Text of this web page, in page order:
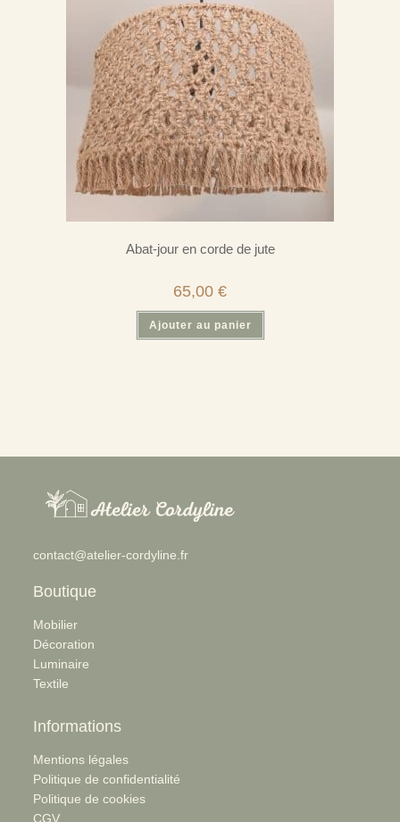
Abat-jour en corde de jute
65,00 €
Ajouter au panier
contact@atelier-cordyline.fr:
Boutique
Mobilier
Décoration
Luminaire
Textile
Informations
Mentions légales
Politique de confidentialité
Politique de cookies
CGV